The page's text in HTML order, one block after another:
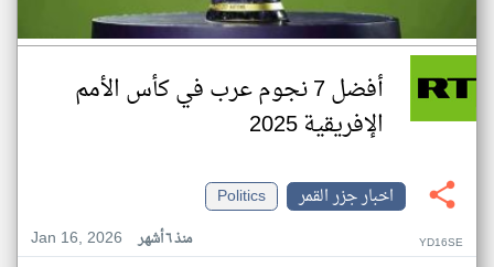
أفضل 7 نجوم عرب في كأس الأمم
الإفريقية 2025
اخبار جزر القمر
Politics
Jan 16, 2026
منذ ٦ أشهر YD16SE